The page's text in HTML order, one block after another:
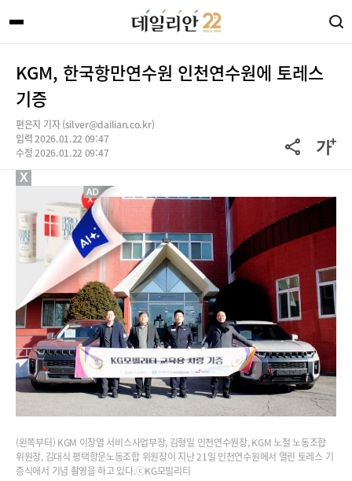
KGM, 한국항만연수원 인천연수원에 토레스
기증
편은지 기자 (silver@dailian.co.kr)
입력 2026.01.22 09:47
수정 2026.01.22 09:47
(왼쪽부터) KGM 이창열 서비스사업부장, 김형일 인천연수원장, KGM 노철 노동조합
위원장, 김대식 평택항운노동조합 위원장이 지난 21일 인천연수원에서 열린 토레스 기
증식에서 기념 촬영을 하고 있다.ⓒKG모빌리티
X